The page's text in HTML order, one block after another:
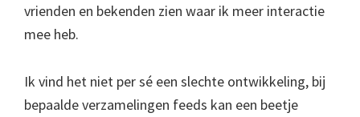
vrienden en bekenden zien waar ik meer interactie
mee heb.
Ik vind het niet per sé een slechte ontwikkeling, bij
bepaalde verzamelingen feeds kan een beetje